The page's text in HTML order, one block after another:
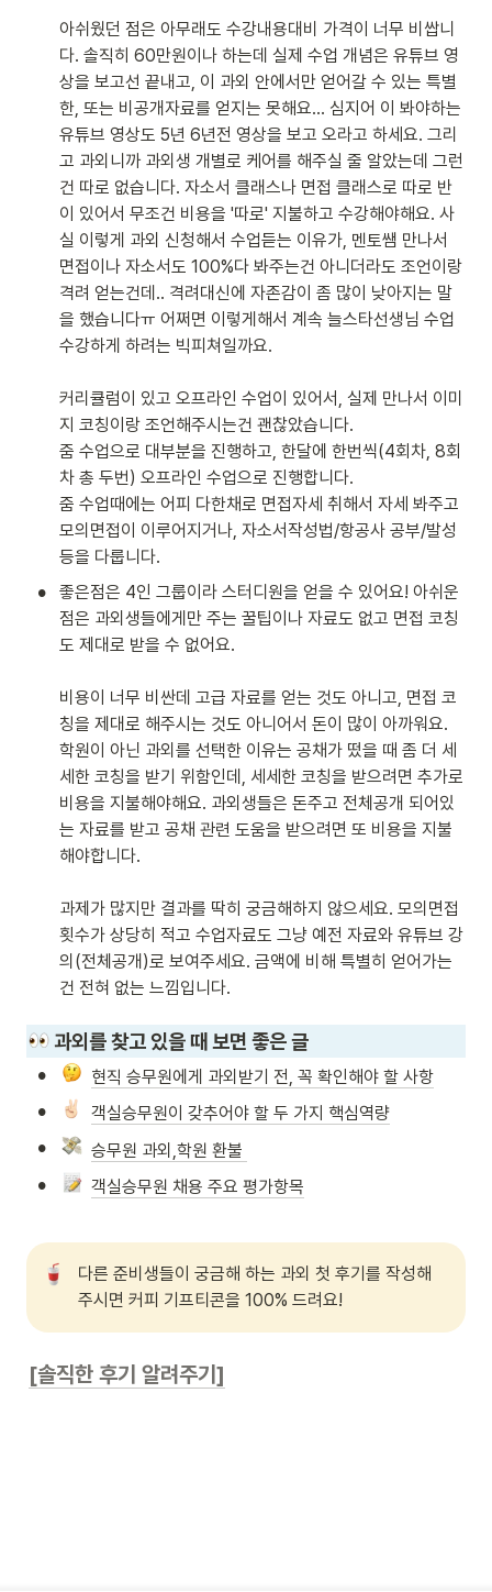
아쉬웠던 점은 아무래도 수강내용대비 가격이 너무 비쌉니
다. 솔직히 60만원이나 하는데 실제 수업 개념은 유튜브 영
상을 보고선 끝내고, 이 과외 안에서만 얻어갈 수 있는 특별
한, 또는 비공개자료를 얻지는 못해요... 심지어 이 봐야하는
유튜브 영상도 5년 6년전 영상을 보고 오라고 하세요. 그리
고 과외니까 과외생 개별로 케어를 해주실 줄 알았는데 그런
건 따로 없습니다. 자소서 클래스나 면접 클래스로 따로 반
이 있어서 무조건 비용을 '따로' 지불하고 수강해야해요. 사
실 이렇게 과외 신청해서 수업듣는 이유가, 멘토쌤 만나서
면접이나 자소서도 100%다 봐주는건 아니더라도 조언이랑
격려 얻는건데.. 격려대신에 자존감이 좀 많이 낮아지는 말
을 했습니다ㅠ 어쩌면 이렇게해서 계속 늘스타선생님 수업
수강하게 하려는 빅피쳐일까요.
커리큘럼이 있고 오프라인 수업이 있어서, 실제 만나서 이미
지 코칭이랑 조언해주시는건 괜찮았습니다.
줌 수업으로 대부분을 진행하고, 한달에 한번씩(4회차, 8회
차 총 두번) 오프라인 수업으로 진행합니다.
줌 수업때에는 어피 다한채로 면접자세 취해서 자세 봐주고
모의면접이 이루어지거나, 자소서작성법/항공사 공부/발성
등을 다룹니다.
•
좋은점은 4인 그룹이라 스터디원을 얻을 수 있어요! 아쉬운
점은 과외생들에게만 주는 꿀팁이나 자료도 없고 면접 코칭
도 제대로 받을 수 없어요.
비용이 너무 비싼데 고급 자료를 얻는 것도 아니고, 면접 코
칭을 제대로 해주시는 것도 아니어서 돈이 많이 아까워요.
학원이 아닌 과외를 선택한 이유는 공채가 떴을 때 좀 더 세
세한 코칭을 받기 위함인데, 세세한 코칭을 받으려면 추가로
비용을 지불해야해요. 과외생들은 돈주고 전체공개 되어있
는 자료를 받고 공채 관련 도움을 받으려면 또 비용을 지불
해야합니다.
과제가 많지만 결과를 딱히 궁금해하지 않으세요. 모의면접
횟수가 상당히 적고 수업자료도 그냥 예전 자료와 유튜브 강
의(전체공개)로 보여주세요. 금액에 비해 특별히 얻어가는
건 전혀 없는 느낌입니다.
과외를 찾고 있을 때 보면 좋은 글
• 현직 승무원에게 과외받기 전, 꼭 확인해야 할 사항
• 객실승무원이 갖추어야 할 두 가지 핵심역량
• 승무원 과외,학원 환불
• 객실승무원 채용 주요 평가항목
다른 준비생들이 궁금해 하는 과외 첫 후기를 작성해
주시면 커피 기프티콘을 100% 드려요!
[솔직한 후기 알려주기]